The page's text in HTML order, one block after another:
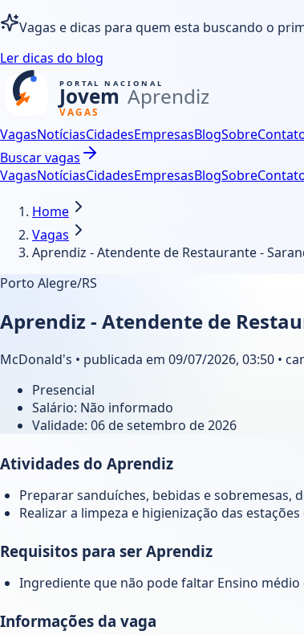
Vagas e dicas para quem esta buscando o
Ler dicas do blog
VagasNotíciasCidadesEmpresasBlogSobre
Buscar vagas
VagasNotíciasCidadesEmpresasBlogSobre
Home
Vagas
Aprendiz - Atendente de Restaurante -
Porto Alegre/RS
Aprendiz - Atendente de
McDonald's • publicada em 09/07/2026, 03:50 •
Presencial
Salário: Não informado
Validade: 06 de setembro de 2026
Atividades do Aprendiz
Preparar sanduíches, bebidas e sobremesas,
Realizar a limpeza e higienização das
Requisitos para ser Aprendiz
Ingrediente que não pode faltar Ensino
Informações da vaga